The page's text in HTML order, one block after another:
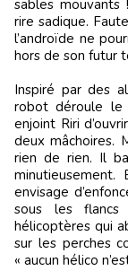
sables mouvants
rire sadique.
l’androïde ne
hors de son futur
Inspiré par des
robot déroule le
enjoint Riri
deux mâchoires.
rien de rien. Il
envisage
sous les flancs
hélicoptères qui
sur les perches
« aucun hélico